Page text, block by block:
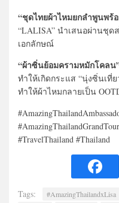
“ชุดไทยผ้าไหมยกลำพูนพร้
“LALISA” นำเสนอผ่านชุด
เอกลักษณ์
“ผ้าซิ่นย้อมครามหมักโคลน
ทำให้เกิดกระแส “นุ่งซิ่นเที่ย
ทำให้ผ้าไหมกลายเป็น
#TravelThailand #Thailand
Tags: #AmazingThailandxLisa